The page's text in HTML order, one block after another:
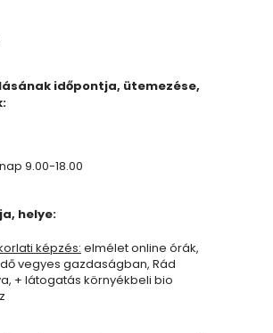
időpontja, ütemezése,
9.00-18.00
helye:
képzés: elmélet online órák,
vegyes gazdaságban, Rád
+ látogatás környékbeli bio